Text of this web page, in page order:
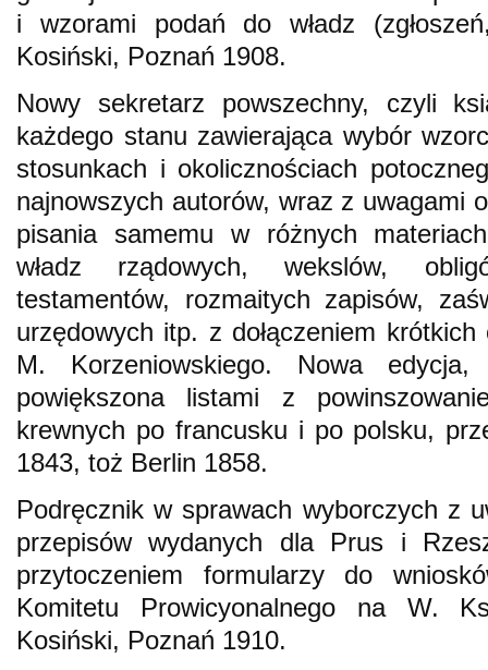
i wzorami podań do władz
Kosiński, Poznań 1908.
Nowy sekretarz powszechny, czyli
każdego stanu zawierająca wybór
stosunkach i okolicznościach
najnowszych autorów, wraz z uwagami
pisania samemu w różnych
władz rządowych, wekslów,
testamentów, rozmaitych zapisów,
urzędowych itp. z dołączeniem
M. Korzeniowskiego. Nowa edycja,
powiększona listami z
krewnych po francusku i po polsku,
1843, toż Berlin 1858.
Podręcznik w sprawach wyborczych z
przepisów wydanych dla Prus i
przytoczeniem formularzy do
Komitetu Prowicyonalnego na W.
Kosiński, Poznań 1910.